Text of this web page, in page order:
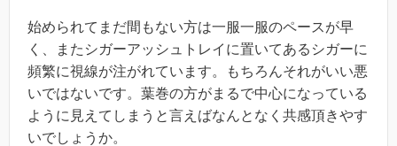
始められてまだ間もない方は一服一服のペースが早
く、またシガーアッシュトレイに置いてあるシガーに
頻繁に視線が注がれています。もちろんそれがいい悪
いではないです。葉巻の方がまるで中心になっている
ように見えてしまうと言えばなんとなく共感頂きやす
いでしょうか。